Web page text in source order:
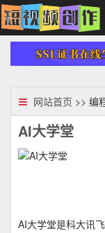
网站首页 >> 编
AI大学堂
AI大学堂是科大讯